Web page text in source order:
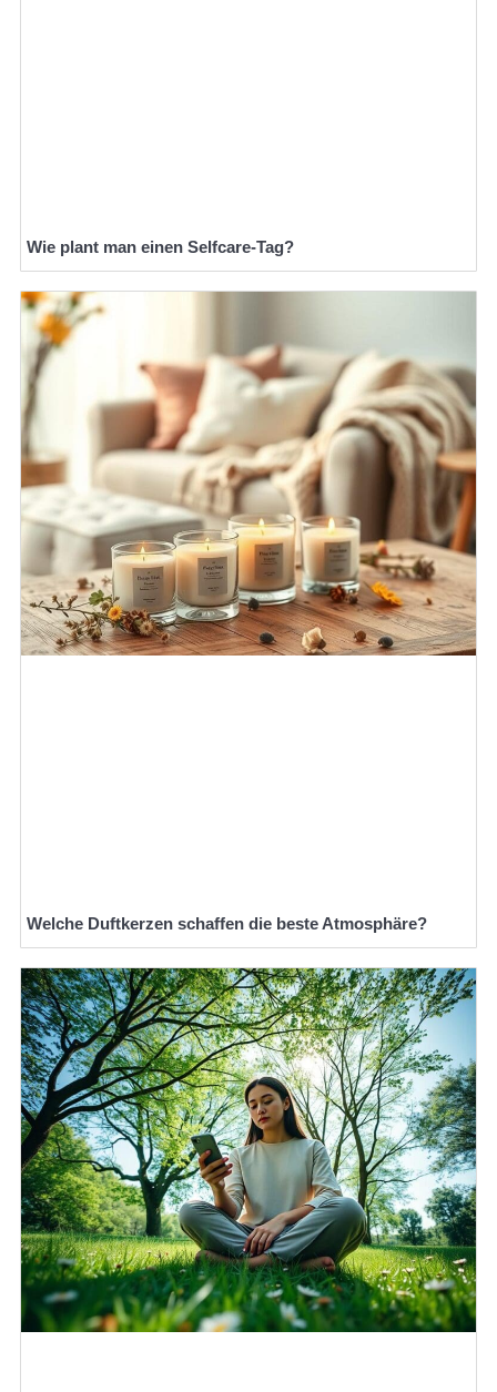
Wie plant man einen Selfcare-Tag?
Welche Duftkerzen schaffen die beste Atmosphäre?